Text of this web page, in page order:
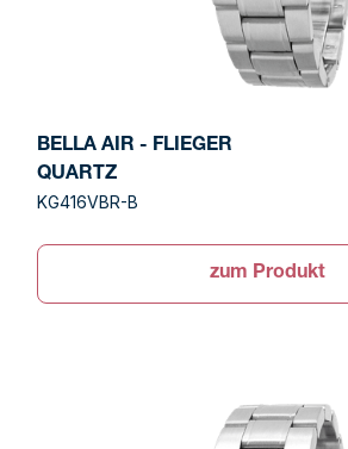
BELLA AIR - FLIEGER
QUARTZ
KG416VBR-B
zum Produkt